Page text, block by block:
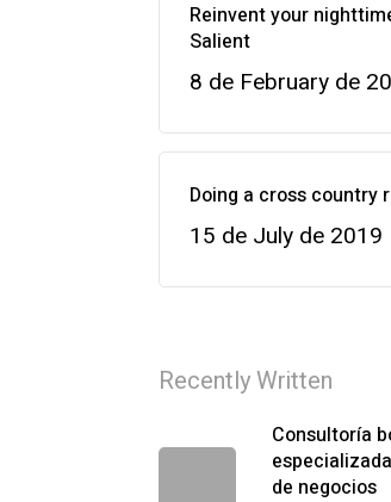
Reinvent your
Salient
8 de February de
Doing a cross country
15 de July de 2019
Recently Written
Consultoría
de negocios